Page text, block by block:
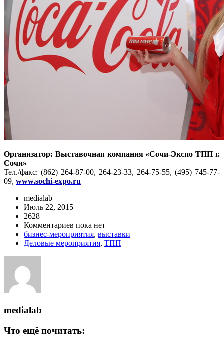
Организатор: Выставочная компания «Сочи-Экспо ТПП г.
Сочи»
Тел./факс: (862) 264-87-00, 264-23-33, 264-75-55, (495) 745-77-
09, www.sochi-expo.ru
medialab
Июль 22, 2015
2628
Комментариев пока нет
бизнес-мероприятия, выставки
Деловые мероприятия, ТПП
medialab
Что ещё почитать: